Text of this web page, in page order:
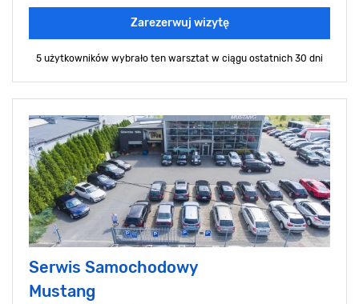
Zarezerwuj wizytę
5 użytkowników wybrało ten warsztat w ciągu ostatnich 30 dni
Serwis Samochodowy
Mustang